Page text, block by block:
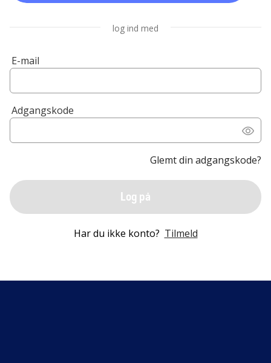
log ind med
E-mail
Adgangskode
Glemt din adgangskode?
Log på
Har du ikke konto? Tilmeld